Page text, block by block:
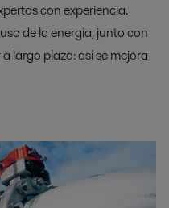
con experiencia.
de la energía, junto con
largo plazo: así se mejora